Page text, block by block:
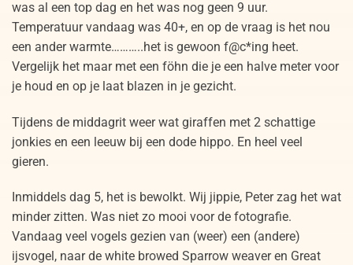
was al een top dag en het was nog geen 9 uur.
Temperatuur vandaag was 40+, en op de vraag is het nou
een ander warmte………..het is gewoon f@c*ing heet.
Vergelijk het maar met een föhn die je een halve meter voor
je houd en op je laat blazen in je gezicht.
Tijdens de middagrit weer wat giraffen met 2 schattige
jonkies en een leeuw bij een dode hippo. En heel veel
gieren.
Inmiddels dag 5, het is bewolkt. Wij jippie, Peter zag het wat
minder zitten. Was niet zo mooi voor de fotografie.
Vandaag veel vogels gezien van (weer) een (andere)
ijsvogel, naar de white browed Sparrow weaver en Great